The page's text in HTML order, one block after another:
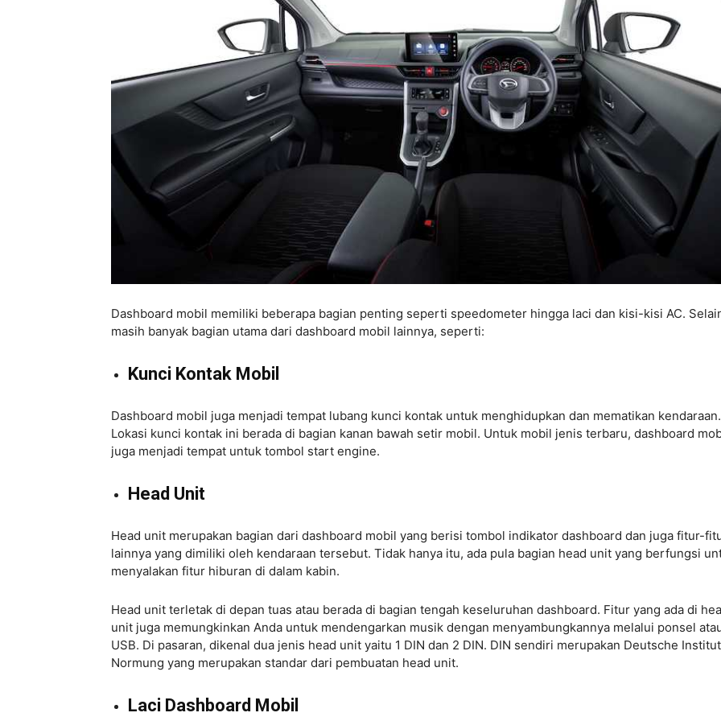
Dashboard mobil memiliki beberapa bagian penting seperti speedometer hingga laci dan kisi-kisi AC.
masih banyak bagian utama dari dashboard mobil lainnya, seperti:
Kunci Kontak Mobil
Dashboard mobil juga menjadi tempat lubang kunci kontak untuk menghidupkan dan mematikan kendaraan.
Lokasi kunci kontak ini berada di bagian kanan bawah setir mobil. Untuk mobil jenis terbaru, dashboard
juga menjadi tempat untuk tombol start engine.
Head Unit
Head unit merupakan bagian dari dashboard mobil yang berisi tombol indikator dashboard dan juga fitur-
lainnya yang dimiliki oleh kendaraan tersebut. Tidak hanya itu, ada pula bagian head unit yang berfungsi
menyalakan fitur hiburan di dalam kabin.
Head unit terletak di depan tuas atau berada di bagian tengah keseluruhan dashboard. Fitur yang ada di
unit juga memungkinkan Anda untuk mendengarkan musik dengan menyambungkannya melalui ponsel
USB. Di pasaran, dikenal dua jenis head unit yaitu 1 DIN dan 2 DIN. DIN sendiri merupakan Deutsche
Normung yang merupakan standar dari pembuatan head unit.
Laci Dashboard Mobil